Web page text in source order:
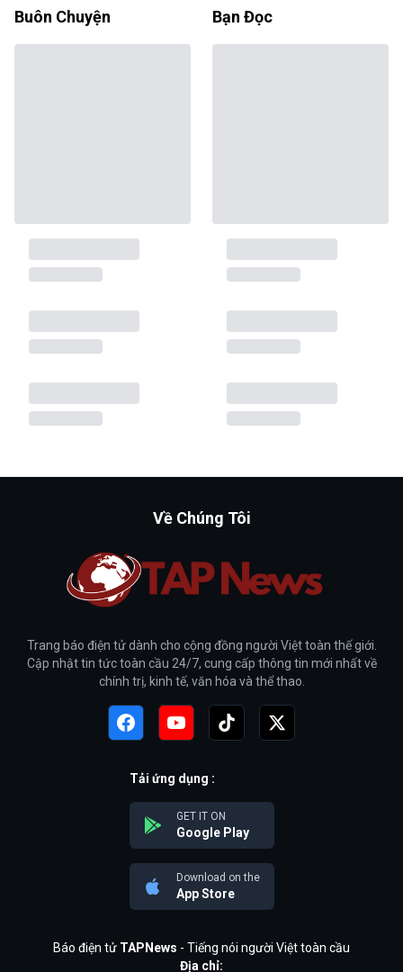
Buôn Chuyện Bạn Đọc
Về Chúng Tôi
Trang báo điện tử dành cho cộng đồng người Việt toàn thế giới.
Cập nhật tin tức toàn cầu 24/7, cung cấp thông tin mới nhất về
chính trị, kinh tế, văn hóa và thể thao.
Tải ứng dụng :
GET IT ON
Google Play
Download on the
App Store
Báo điện tử TAPNews - Tiếng nói người Việt toàn cầu
Địa chỉ: